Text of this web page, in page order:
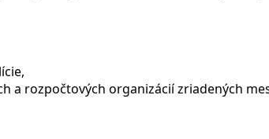
a rozpočtových organizácií zriadených